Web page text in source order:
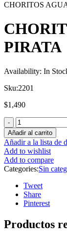
CHORITOS
PIRATA
Availability: In
Sku:2201
$1,490
Añadir al carrito
Añadir a la lista de
Add to wishlist
Add to compare
Categories:Sin
Tweet
Share
Pinterest
Productos